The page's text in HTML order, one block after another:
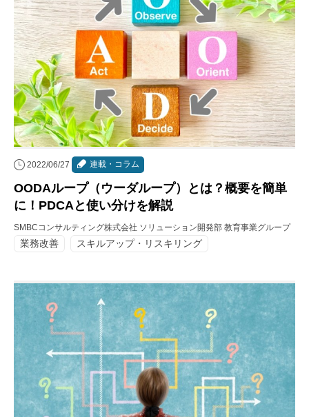
資料ダウンロード
InfoLoungeとは
利用規約
プライバシーポリシー
本サイトのご利用にあたって
お問い合わせ
運営会社
2022/06/27 連載・コラム
OODAループ（ウーダループ）とは？概要を簡単
に！PDCAと使い分けを解説
SMBCコンサルティング株式会社 ソリューション開発部 教育事業グループ
業務改善 スキルアップ・リスキリング